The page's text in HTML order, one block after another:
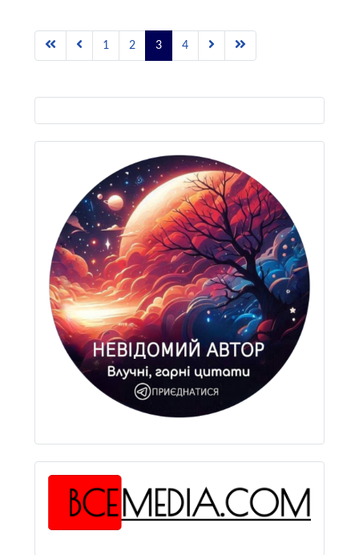
1 2 3 4
Виберіть свою мову